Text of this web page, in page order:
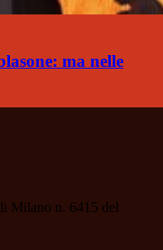
ma nelle
Milano n. 6415 del